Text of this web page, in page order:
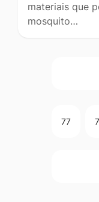
materiais que
mosquito…
77